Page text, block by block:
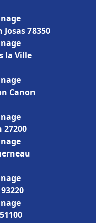
78350
la Ville
Canon